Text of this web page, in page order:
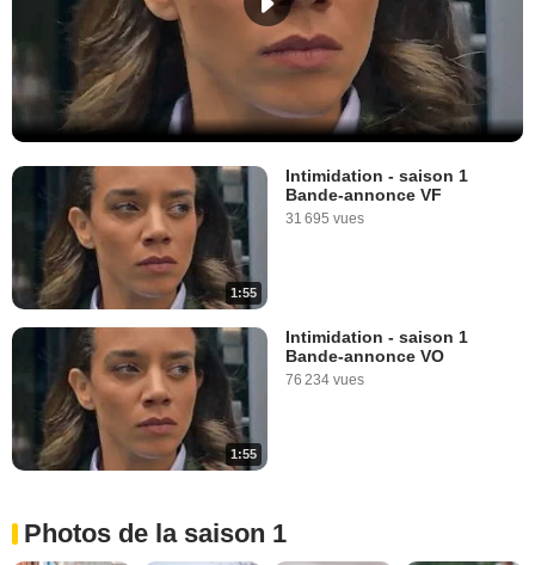
1:55
Intimidation - saison 1
Bande-annonce VF
31 695 vues
1:55
Intimidation - saison 1
Bande-annonce VO
76 234 vues
Photos de la saison 1